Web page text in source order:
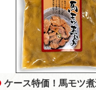
ケース特価！馬モツ